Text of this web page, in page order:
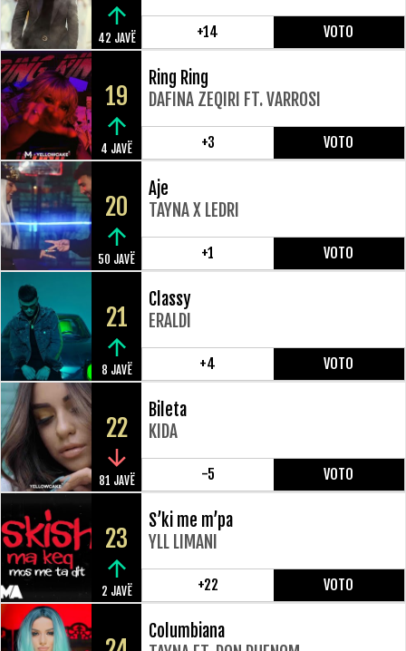
42 JAVË +14 VOTO
19
4 JAVË
Ring Ring
DAFINA ZEQIRI FT. VARROSI
+3 VOTO
20
50 JAVË
Aje
TAYNA X LEDRI
+1 VOTO
21
8 JAVË
Classy
ERALDI
+4 VOTO
22
81 JAVË
Bileta
KIDA
-5 VOTO
23
2 JAVË
S’ki me m’pa
YLL LIMANI
+22 VOTO
Columbiana